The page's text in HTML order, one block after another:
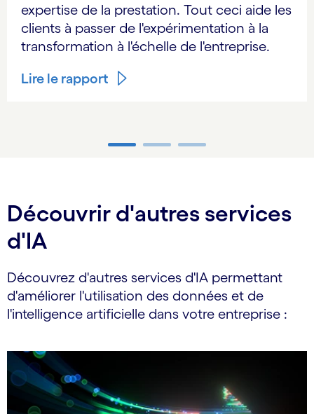
expertise de la prestation. Tout ceci aide les
clients à passer de l'expérimentation à la
transformation à l'échelle de l'entreprise.
Lire le rapport
Découvrir d'autres services
d'IA
Découvrez d'autres services d'IA permettant
d'améliorer l'utilisation des données et de
l'intelligence artificielle dans votre entreprise :